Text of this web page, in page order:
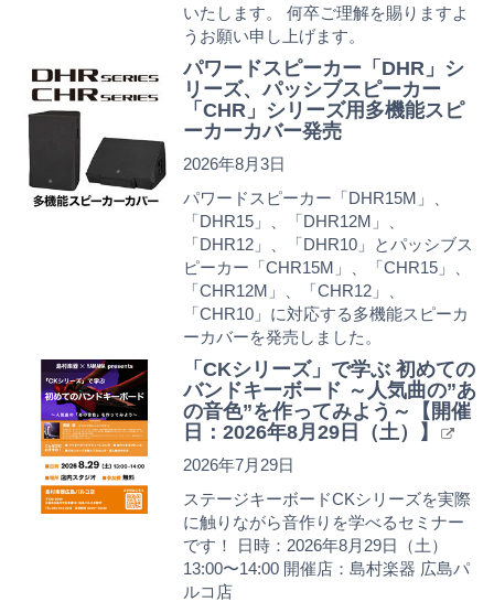
いたします。 何卒ご理解を賜りますよ
うお願い申し上げます。
パワードスピーカー「DHR」シ
リーズ、パッシブスピーカー
「CHR」シリーズ用多機能スピ
ーカーカバー発売
2026年8月3日
パワードスピーカー「DHR15M」、
「DHR15」、「DHR12M」、
「DHR12」、「DHR10」とパッシブス
ピーカー「CHR15M」、「CHR15」、
「CHR12M」、「CHR12」、
「CHR10」に対応する多機能スピーカ
ーカバーを発売しました。
「CKシリーズ」で学ぶ 初めての
バンドキーボード ～人気曲の”あ
の音色”を作ってみよう～【開催
日：2026年8月29日（土）】
2026年7月29日
ステージキーボードCKシリーズを実際
に触りながら音作りを学べるセミナー
です！ 日時：2026年8月29日（土）
13:00〜14:00 開催店：島村楽器 広島パ
ルコ店